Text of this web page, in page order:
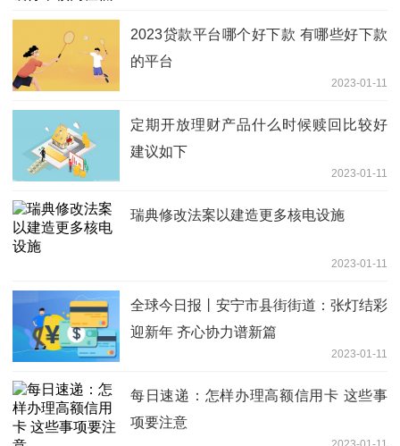
2023贷款平台哪个好下款 有哪些好下款
的平台
2023-01-11
定期开放理财产品什么时候赎回比较好
建议如下
2023-01-11
瑞典修改法案以建造更多核电设施
2023-01-11
全球今日报丨安宁市县街街道：张灯结彩
迎新年 齐心协力谱新篇
2023-01-11
每日速递：怎样办理高额信用卡 这些事
项要注意